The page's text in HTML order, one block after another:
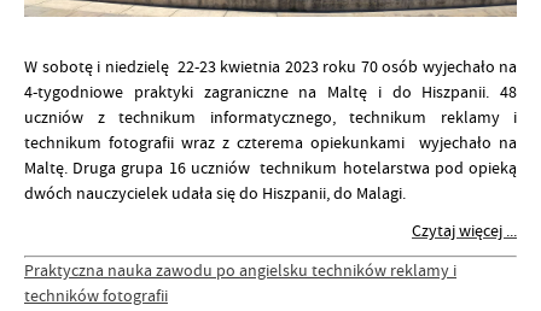
W sobotę i niedzielę 22-23 kwietnia 2023 roku 70 osób wyjechało na
4-tygodniowe praktyki zagraniczne na Maltę i do Hiszpanii. 48
uczniów z technikum informatycznego, technikum reklamy i
technikum fotografii wraz z czterema opiekunkami wyjechało na
Maltę. Druga grupa 16 uczniów technikum hotelarstwa pod opieką
dwóch nauczycielek udała się do Hiszpanii, do Malagi.
Czytaj więcej ...
Praktyczna nauka zawodu po angielsku techników reklamy i
techników fotografii